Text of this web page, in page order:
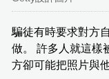
騙徒有時要求對方
做。 許多人就這樣
方卻可能把照片與